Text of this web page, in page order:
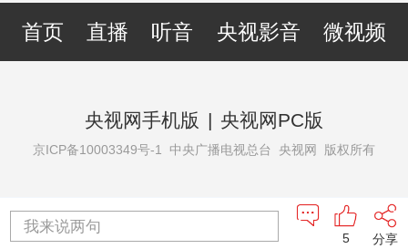
首页 直播 听音 央视影音 微视频
央视网手机版 | 央视网PC版
京ICP备10003349号-1 中央广播电视总台 央视网 版权所有
我来说两句
分享
5